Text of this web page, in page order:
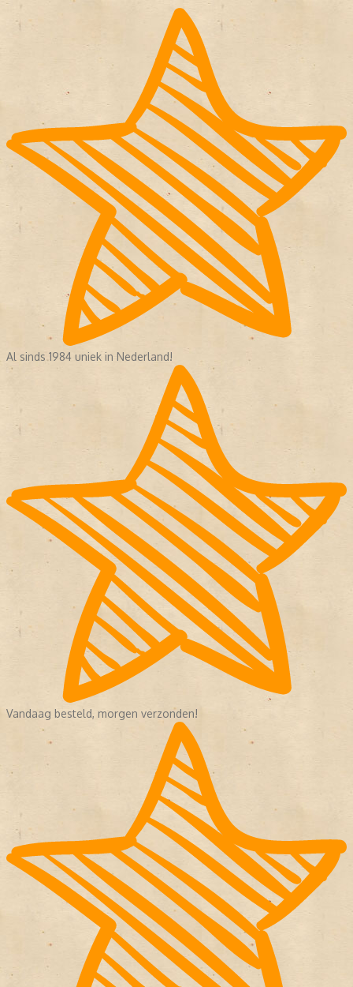
Al sinds 1984 uniek in Nederland!
Vandaag besteld, morgen verzonden!